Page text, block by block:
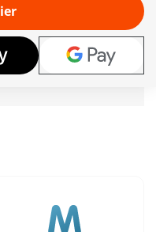
€ d’achat!
commande dès60 €